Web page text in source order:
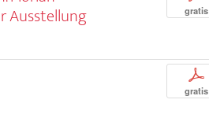
Ausstellung gratis
p
gratis